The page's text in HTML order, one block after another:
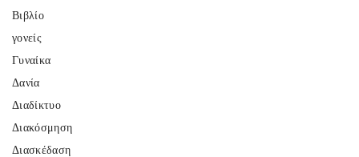
Βιβλίο
γονείς
Γυναίκα
Δανία
Διαδίκτυο
Διακόσμηση
Διασκέδαση